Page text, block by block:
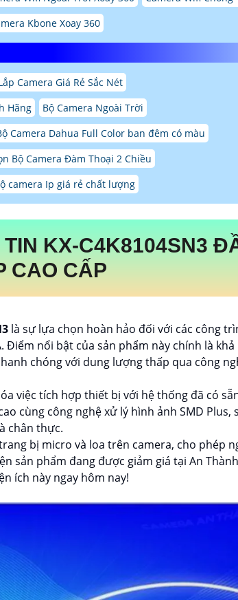
Kbone Xoay 360
Camera Giá Rẻ Sắc Nét
Hãng
Bộ Camera Ngoài Trời
Camera Dahua Full Color ban đêm có màu
Bộ Camera Đàm Thoại 2 Chiều
camera Ip giá rẻ chất lượng
KX-C4K8104SN3
CAO CẤP
là sự lựa chọn hoàn hảo đối với các công
Điểm nổi bật của sản phẩm này chính là
chóng với dung lượng thấp qua công
việc tích hợp thiết bị với hệ thống đã có
cùng công nghệ xử lý hình ảnh SMD Plus,
chân thực.
bị micro và loa trên camera, cho phép
sản phẩm đang được giảm giá tại An
ích này ngay hôm nay!